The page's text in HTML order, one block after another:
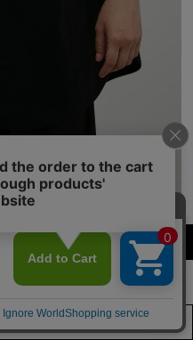
リーサイズ）
見る
カウント
配信中
こちら